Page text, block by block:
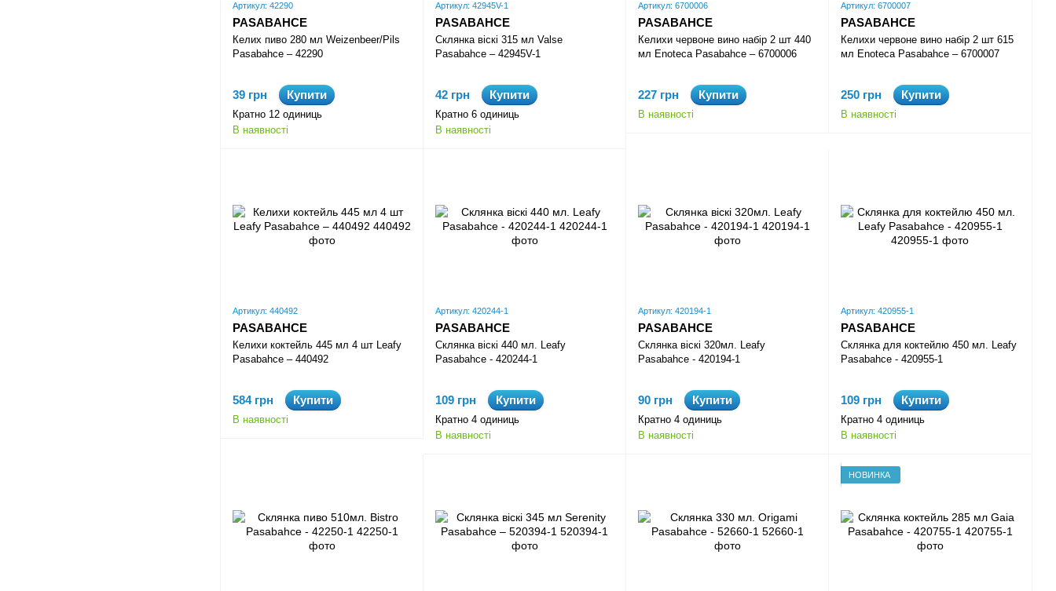
Артикул: 42290
PASABAHCE
Келих пиво 280 мл Weizenbeer/Pils
Pasabahce – 42290
39 грн Купити
Кратно 12 одиниць
В наявності
Артикул: 42945V-1
PASABAHCE
Склянка віскі 315 мл Valse
Pasabahce – 42945V-1
42 грн Купити
Кратно 6 одиниць
В наявності
Артикул: 6700006
PASABAHCE
Келихи червоне вино набір 2 шт 440
мл Enoteca Pasabahce – 6700006
227 грн Купити
В наявності
Артикул: 6700007
PASABAHCE
Келихи червоне вино набір 2 шт 615
мл Enoteca Pasabahce – 6700007
250 грн Купити
В наявності
Артикул: 440492
PASABAHCE
Келихи коктейль 445 мл 4 шт Leafy
Pasabahce – 440492
584 грн Купити
В наявності
Артикул: 420244-1
PASABAHCE
Склянка віскі 440 мл. Leafy
Pasabahce - 420244-1
109 грн Купити
Кратно 4 одиниць
В наявності
Артикул: 420194-1
PASABAHCE
Склянка віскі 320мл. Leafy
Pasabahce - 420194-1
90 грн Купити
Кратно 4 одиниць
В наявності
Артикул: 420955-1
PASABAHCE
Склянка для коктейлю 450 мл. Leafy
Pasabahce - 420955-1
109 грн Купити
Кратно 4 одиниць
В наявності
НОВИНКА